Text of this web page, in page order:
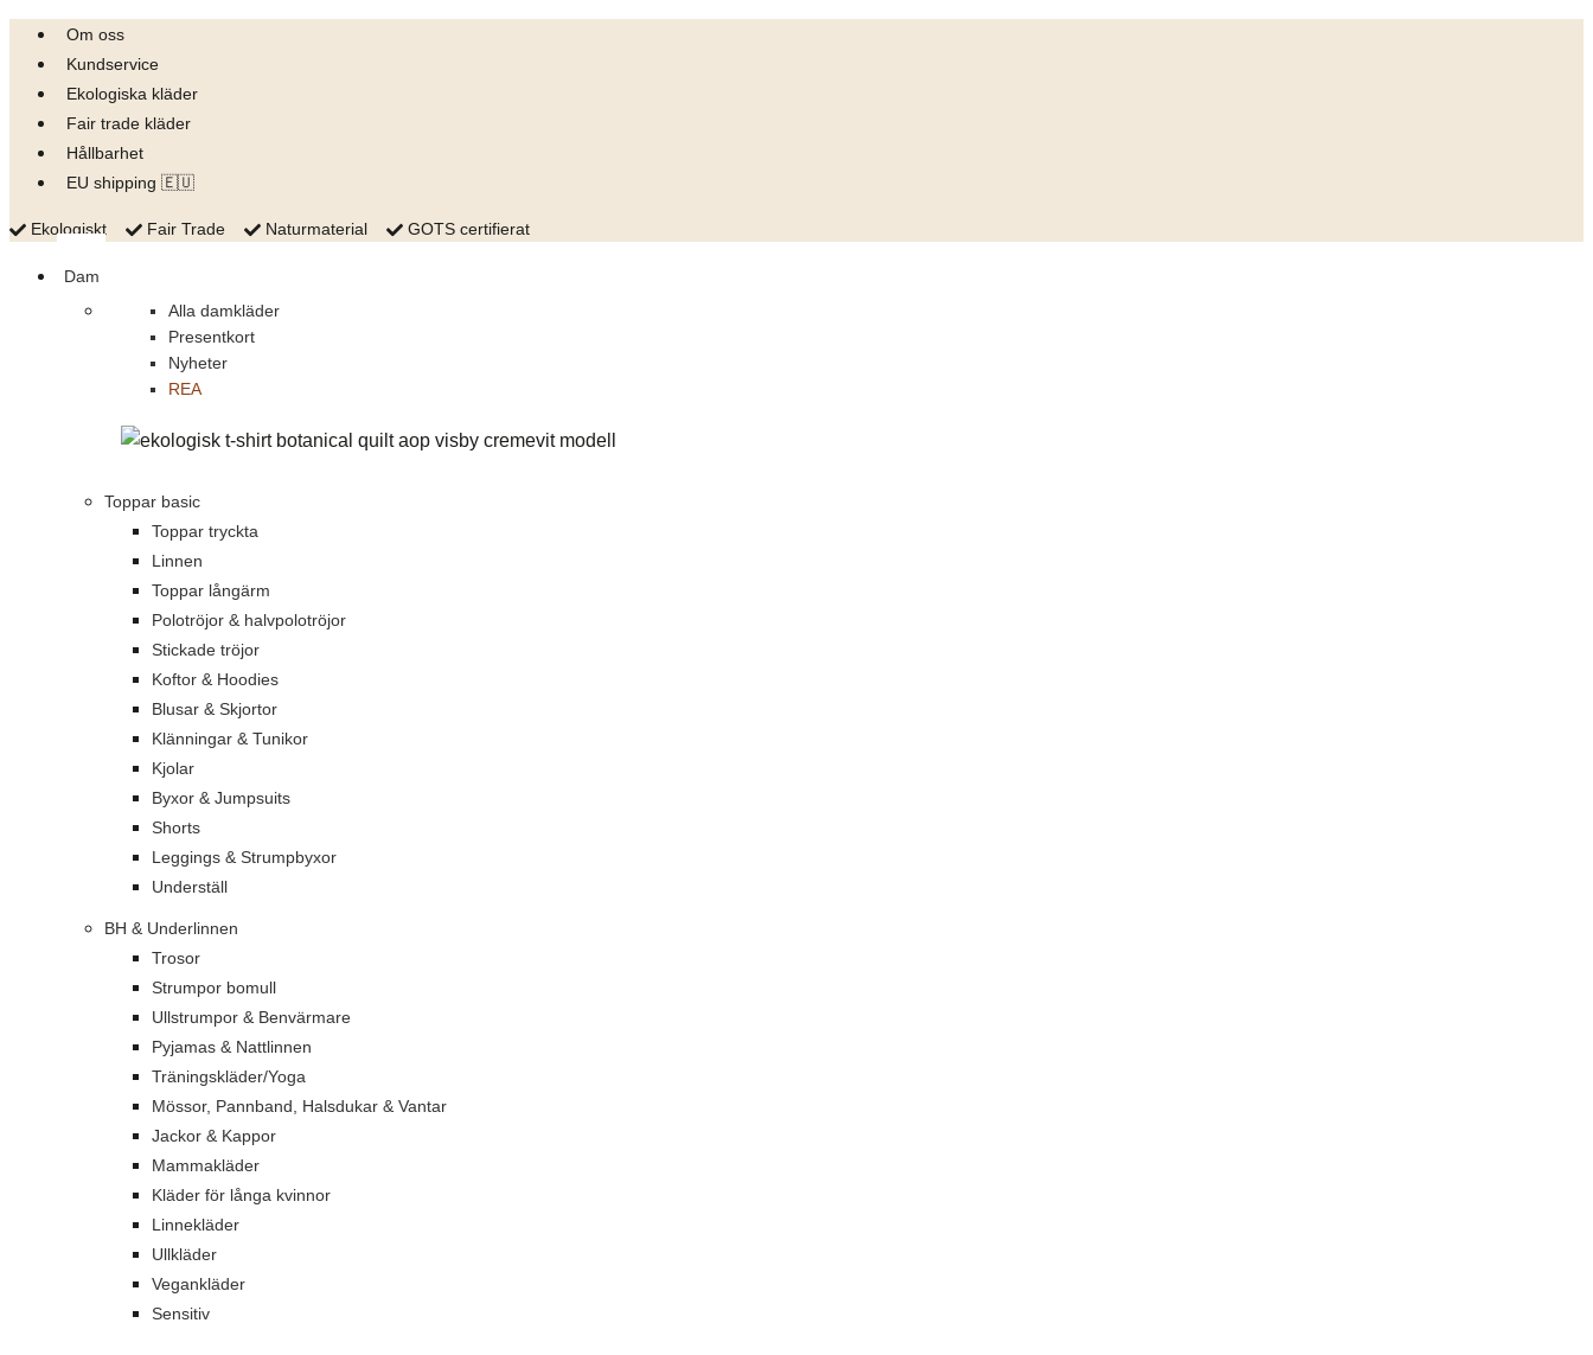
Skip
content
Om oss
Kundservice
Ekologiska kläder
Fair trade kläder
Hållbarhet
EU shipping 🇪🇺
Ekologiskt Fair Trade Naturmaterial GOTS certifierat
Dam
Alla damkläder
Presentkort
Nyheter
REA
Toppar basic
Toppar tryckta
Linnen
Toppar långärm
Polotröjor & halvpolotröjor
Stickade tröjor
Koftor & Hoodies
Blusar & Skjortor
Klänningar & Tunikor
Kjolar
Byxor & Jumpsuits
Shorts
Leggings & Strumpbyxor
Underställ
BH & Underlinnen
Trosor
Strumpor bomull
Ullstrumpor & Benvärmare
Pyjamas & Nattlinnen
Träningskläder/Yoga
Mössor, Pannband, Halsdukar & Vantar
Jackor & Kappor
Mammakläder
Kläder för långa kvinnor
Linnekläder
Ullkläder
Vegankläder
Sensitiv